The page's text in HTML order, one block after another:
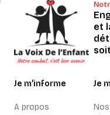
et
Je m’informe
A propos
Je